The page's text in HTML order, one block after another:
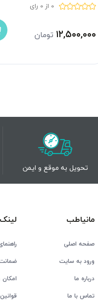
0 از 0 رای
۱۲,۵۰۰,۰۰۰ تومان
تحویل به موقع و ایمن
مانیاطب
صفحه اصلی
ورود به سایت
درباره ما
تماس با ما